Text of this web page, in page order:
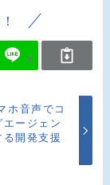
ホ音声でコ
ージェン
る開発支援